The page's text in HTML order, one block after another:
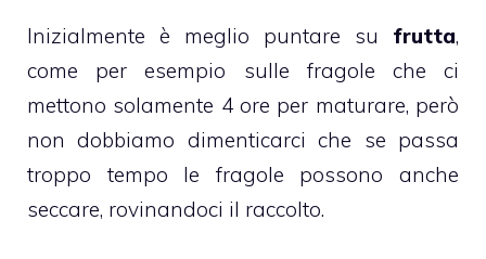
Inizialmente è meglio puntare su frutta,
come per esempio sulle fragole che ci
mettono solamente 4 ore per maturare, però
non dobbiamo dimenticarci che se passa
troppo tempo le fragole possono anche
seccare, rovinandoci il raccolto.